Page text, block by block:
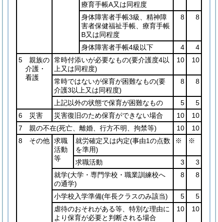
療育手帳A又は同程度
身体障害者手帳3級、精神障
害者保健福祉手帳、療育手帳
B又は同程度
8 8
身体障害者手帳4級以下 4
4
5 親族の
介護・
看護
常時付添いが必要なもの(要介護度4以
上又は同程度)
10 10
常時ではないが保育が困難なもの(要
介護3以上又は同程度)
8 8
上記以外の状態で保育が困難なもの 5
5
6 災害
災害復旧のため保育ができない場合 10
10
7 親の不在(死亡、離婚、行方不明、拘禁等) 10
10
8 その他 求職
活動
等
就労確定又は内定(事由1の点数
を準用)
※ ※
求職活動 3
3
就学(大学・専門学校・職業訓練校へ
の通学)
8 8
小学校入学準備(年長クラスのみ該当) 5
5
虐待のおそれがある等、特別な理由に
より保育が必要と判断される場合
10 10